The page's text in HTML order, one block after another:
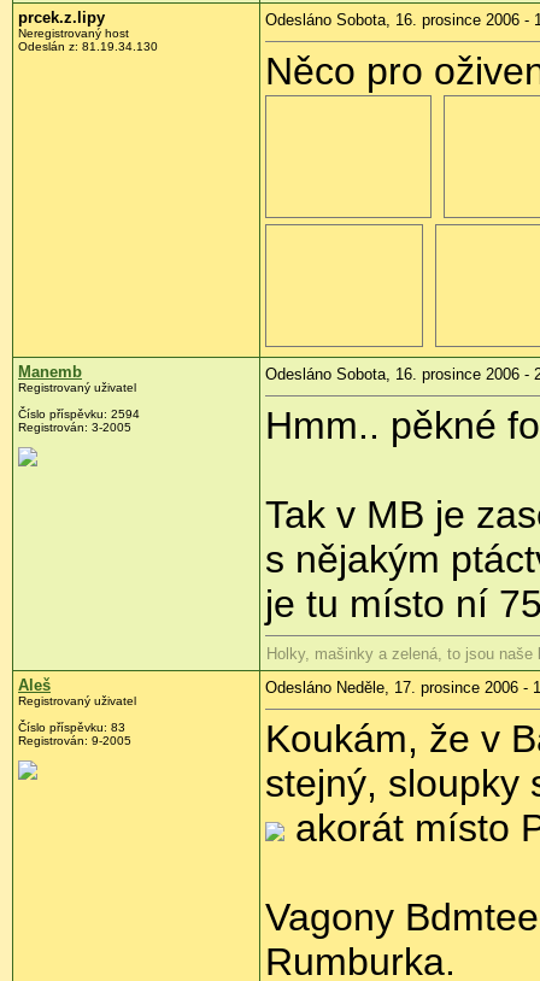
prcek.z.lipy
Neregistrovaný host
Odeslán z: 81.19.34.130
Odesláno Sobota, 16. prosince 2006 -
Něco pro
Manemb
Registrovaný uživatel
Číslo příspěvku: 2594
Registrován: 3-2005
Odesláno Sobota, 16. prosince 2006 -
Hmm.. pěkné
Tak v MB je
s nějakým
je tu místo ní
Holky, mašinky a zelená, to jsou naše
Aleš
Registrovaný uživatel
Číslo příspěvku: 83
Registrován: 9-2005
Odesláno Neděle, 17. prosince 2006 -
Koukám, že v
stejný, sloupky
akorát místo
Vagony
Rumburka.